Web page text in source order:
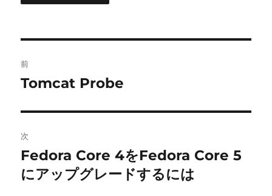
稿
ビ
ゲ
ー
前
前
投
稿:
Tomcat Probe
次
次
の
Fedora Core 4をFedora Core 5
にアップグレードするには